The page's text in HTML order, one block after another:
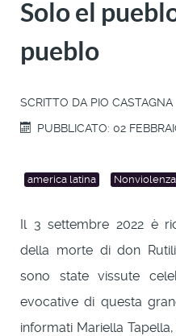
Solo el
pueblo
SCRITTO DA PIO CASTAGNA
PUBBLICATO: 02
america latina Nonviolenza
Il 3 settembre 2022 è
della morte di don
sono state vissute
evocative di questa
informati Mariella